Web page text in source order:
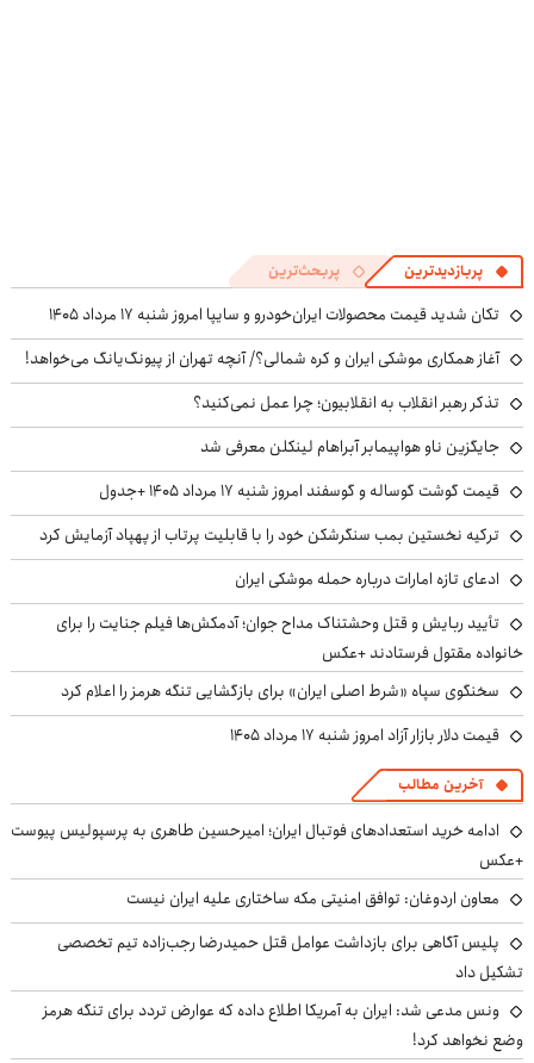
پربازدیدترین پربحث‌ترین
تکان شدید قیمت محصولات ایران‌خودرو و سایپا امروز شنبه ۱۷ مرداد ۱۴۰۵
آغاز همکاری موشکی ایران و کره شمالی؟/ آنچه تهران از پیونگ‌یانگ می‌خواهد!
تذکر رهبر انقلاب به انقلابیون؛ چرا عمل نمی‌کنید؟
جایگزین ناو هواپیمابر آبراهام لینکلن معرفی شد
قیمت گوشت گوساله و گوسفند امروز شنبه ۱۷ مرداد ۱۴۰۵ +جدول
ترکیه نخستین بمب سنگرشکن خود را با قابلیت پرتاب از پهپاد آزمایش کرد
ادعای تازه امارات درباره حمله موشکی ایران
تأیید ربایش و قتل وحشتناک مداح جوان؛ آدمکش‌ها فیلم جنایت را برای
خانواده مقتول فرستادند +عکس
سخنگوی سپاه «شرط اصلی ایران» برای بازگشایی تنگه هرمز را اعلام کرد
قیمت دلار بازار آزاد امروز شنبه ۱۷ مرداد ۱۴۰۵
آخرین مطالب
ادامه خرید استعدادهای فوتبال ایران؛ امیرحسین طاهری به پرسپولیس پیوست
+عکس
معاون اردوغان: توافق امنیتی مکه ساختاری علیه ایران نیست
پلیس آگاهی برای بازداشت عوامل قتل حمیدرضا رجب‌زاده تیم تخصصی
تشکیل داد
ونس مدعی شد: ایران به آمریکا اطلاع داده که عوارض تردد برای تنگه هرمز
وضع نخواهد کرد!